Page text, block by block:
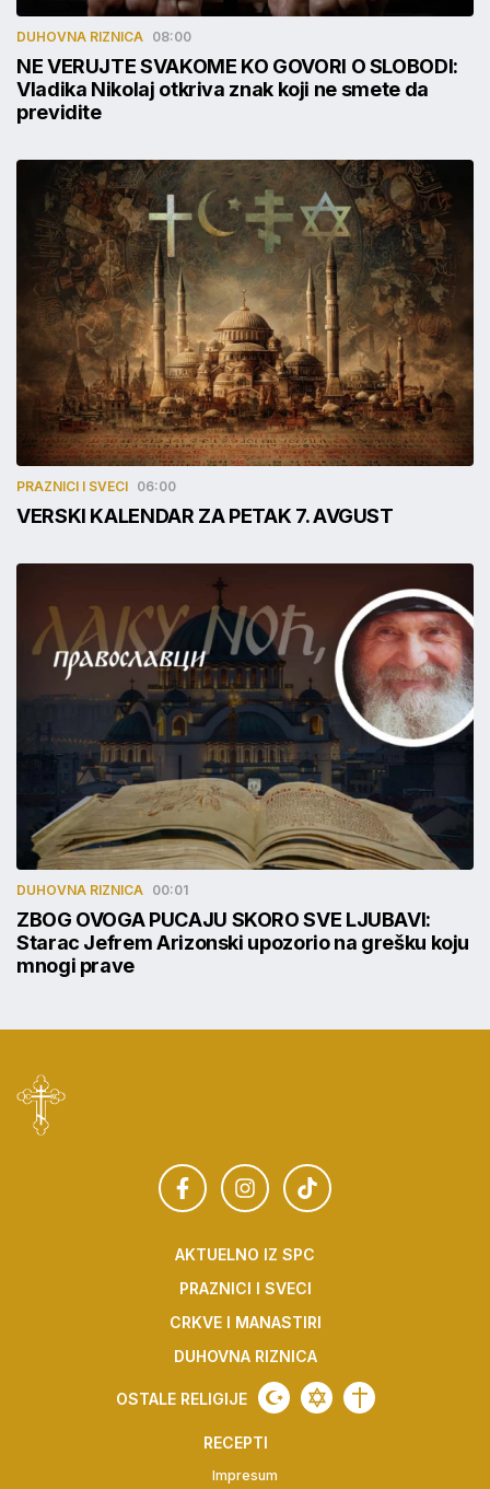
DUHOVNA RIZNICA 08:00
NE VERUJTE SVAKOME KO GOVORI O SLOBODI:
Vladika Nikolaj otkriva znak koji ne smete da
previdite
PRAZNICI I SVECI 06:00
VERSKI KALENDAR ZA PETAK 7. AVGUST
DUHOVNA RIZNICA 00:01
ZBOG OVOGA PUCAJU SKORO SVE LJUBAVI:
Starac Jefrem Arizonski upozorio na grešku koju
mnogi prave
AKTUELNO IZ SPC
PRAZNICI I SVECI
CRKVE I MANASTIRI
DUHOVNA RIZNICA
OSTALE RELIGIJE
RECEPTI
Impresum